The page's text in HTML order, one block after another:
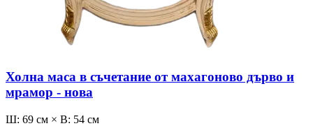
Холна маса в съчетание от махагоново дърво и
мрамор - нова
Ш: 69 см × В: 54 см